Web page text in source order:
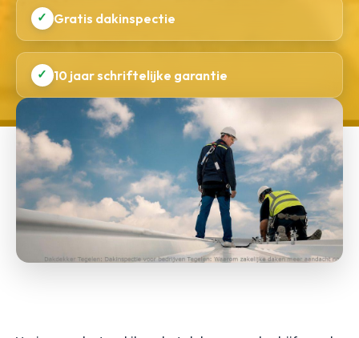
✓ Gratis dakinspectie
✓ 10 jaar schriftelijke garantie